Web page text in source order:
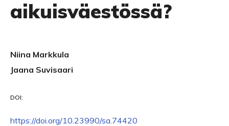
aikuisväestössä?
Niina Markkula
Jaana Suvisaari
DOI:
https://doi.org/10.23990/sa.74420